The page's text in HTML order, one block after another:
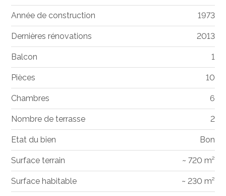
Année de construction 1973
Dernières rénovations 2013
Balcon 1
Pièces 10
Chambres 6
Nombre de terrasse 2
Etat du bien Bon
Surface terrain ~ 720 m²
Surface habitable ~ 230 m²